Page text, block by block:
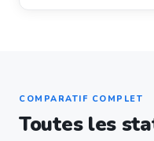
COMPARATIF COMPLET
Toutes les